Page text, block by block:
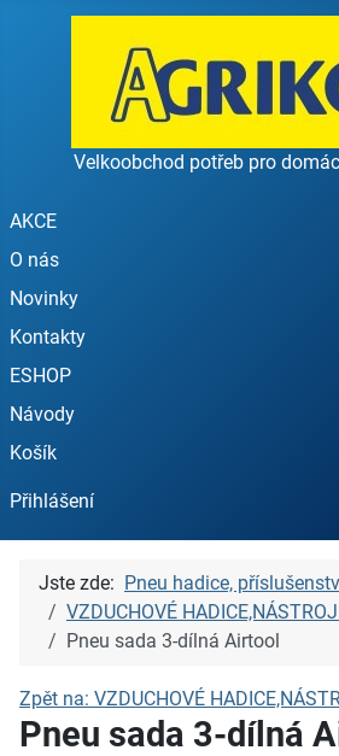
Velkoobchod potřeb pro
AKCE
O nás
Novinky
Kontakty
ESHOP
Návody
Košík
Přihlášení
Jste zde: Pneu hadice,
VZDUCHOVÉ
Pneu sada 3-dílná Airtool
Zpět na: VZDUCHOVÉ
Pneu sada 3-dílná